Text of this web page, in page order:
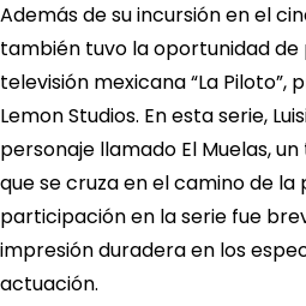
Además de su incursión en el
también tuvo la oportunidad
televisión mexicana “La Piloto”,
Lemon Studios. En esta serie,
personaje llamado El Muelas,
que se cruza en el camino de la
participación en la serie fue
impresión duradera en los
actuación.